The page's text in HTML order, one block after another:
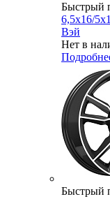
Быстрый
6,5x16/
Вэй
Нет в
Быстрый